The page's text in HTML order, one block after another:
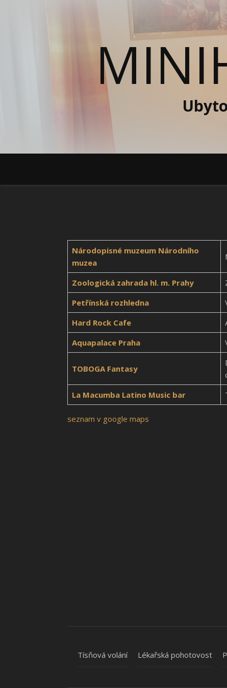
Národopisné muzeum Národního
muzea
Zoologická zahrada hl. m. Prahy
Petřínská rozhledna
Hard Rock Cafe
Aquapalace Praha
TOBOGA Fantasy
La Macumba Latino Music bar
seznam v google maps
Tísňová volání Lékařská pohotovost